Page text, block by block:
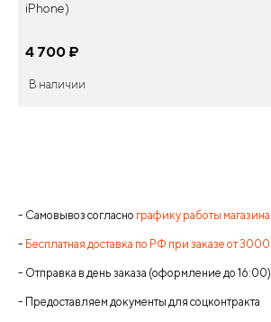
iPhone)
4 700 ¤
В наличии
- Самовывоз согласно графику работы магазина
- Бесплатная доставка по РФ при заказе от 3000
- Отправка в день заказа (оформление до 16:00)
- Предоставляем документы для соцконтракта